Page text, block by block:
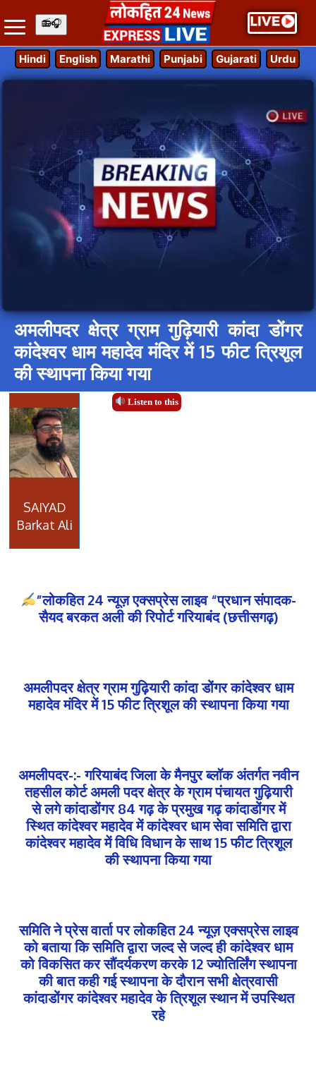
Hindi English Marathi Punjabi Gujarati Urdu
अमलीपदर क्षेत्र ग्राम गुढ़ियारी कांदा डोंगर
कांदेश्वर धाम महादेव मंदिर में 15 फीट त्रिशूल
की स्थापना किया गया
Listen to this
SAIYAD
Barkat Ali
”लोकहित 24 न्यूज़ एक्सप्रेस लाइव “प्रधान संपादक-
सैयद बरकत अली की रिपोर्ट गरियाबंद (छत्तीसगढ़)
अमलीपदर क्षेत्र ग्राम गुढ़ियारी कांदा डोंगर कांदेश्वर धाम
महादेव मंदिर में 15 फीट त्रिशूल की स्थापना किया गया
अमलीपदर-:- गरियाबंद जिला के मैनपुर ब्लॉक अंतर्गत नवीन
तहसील कोर्ट अमली पदर क्षेत्र के ग्राम पंचायत गुढ़ियारी
से लगे कांदाडोंगर 84 गढ़ के प्रमुख गढ़ कांदाडोंगर में
स्थित कांदेश्वर महादेव में कांदेश्वर धाम सेवा समिति द्वारा
कांदेश्वर महादेव में विधि विधान के साथ 15 फीट त्रिशूल
की स्थापना किया गया
समिति ने प्रेस वार्ता पर लोकहित 24 न्यूज़ एक्सप्रेस लाइव
को बताया कि समिति द्वारा जल्द से जल्द ही कांदेश्वर धाम
को विकसित कर सौंदर्यकरण करके 12 ज्योतिर्लिंग स्थापना
की बात कही गई स्थापना के दौरान सभी क्षेत्रवासी
कांदाडोंगर कांदेश्वर महादेव के त्रिशूल स्थान में उपस्थित
रहे